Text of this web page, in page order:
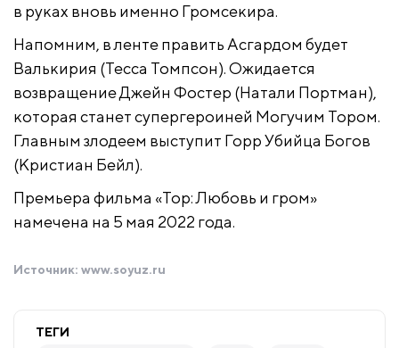
Кадр со съемок фильма «Тор: Любовь и гром»
в руках вновь именно Громсекира.
Напомним, в ленте править Асгардом будет
Валькирия (Тесса Томпсон). Ожидается
возвращение Джейн Фостер (Натали Портман),
которая станет супергероиней Могучим Тором.
Главным злодеем выступит Горр Убийца Богов
(Кристиан Бейл).
Премьера фильма «Тор: Любовь и гром»
намечена на 5 мая 2022 года.
Источник: www.soyuz.ru
ТЕГИ